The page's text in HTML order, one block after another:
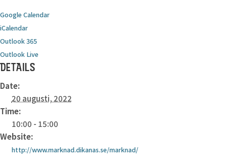
Google Calendar
iCalendar
Outlook 365
Outlook Live
DETAILS
Date:
20 augusti, 2022
Time:
10:00 - 15:00
Website:
http://www.marknad.dikanas.se/marknad/